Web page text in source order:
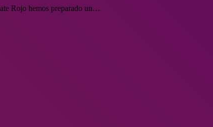
Rojo hemos preparado un…